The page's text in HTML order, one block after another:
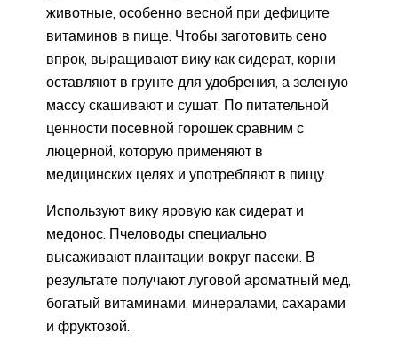
животные, особенно весной при дефиците
витаминов в пище. Чтобы заготовить сено
впрок, выращивают вику как сидерат, корни
оставляют в грунте для удобрения, а зеленую
массу скашивают и сушат. По питательной
ценности посевной горошек сравним с
люцерной, которую применяют в
медицинских целях и употребляют в пищу.
Используют вику яровую как сидерат и
медонос. Пчеловоды специально
высаживают плантации вокруг пасеки. В
результате получают луговой ароматный мед,
богатый витаминами, минералами, сахарами
и фруктозой.